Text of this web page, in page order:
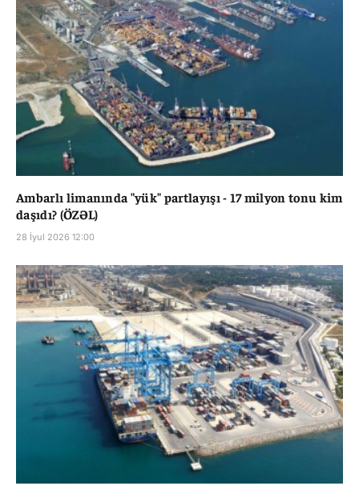
Ambarlı limanında "yük" partlayışı - 17 milyon tonu kim
daşıdı? (ÖZƏL)
28 İyul 2026 12:00